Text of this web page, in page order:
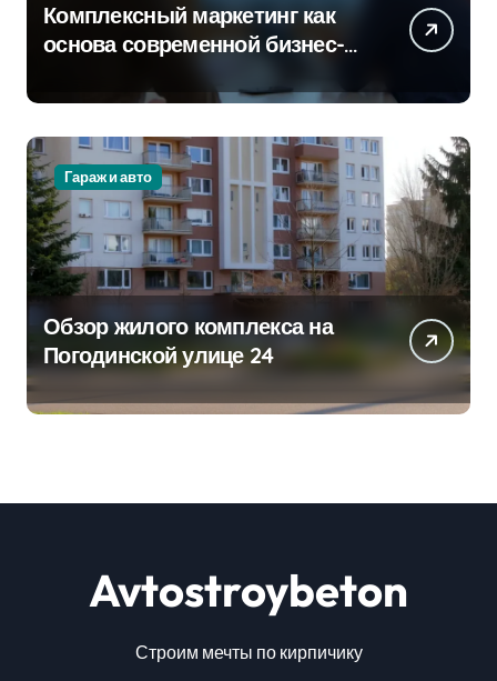
Комплексный маркетинг как
основа современной бизнес-
Гараж и авто
Обзор жилого комплекса на
Погодинской улице 24
Avtostroybeton
Строим мечты по кирпичику